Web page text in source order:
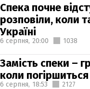
Спека почне
розповіли, коли
Україні
6 серпня, 20:00 1038
Замість спеки –
коли
6 серпня, 18:53 2127